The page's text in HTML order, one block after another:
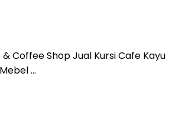
Coffee Shop Jual Kursi Cafe Kayu
…